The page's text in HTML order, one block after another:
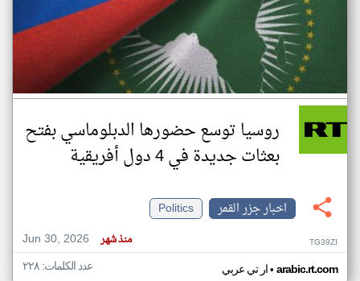
روسيا توسع حضورها الدبلوماسي بفتح
بعثات جديدة في 4 دول أفريقية
اخبار جزر القمر
Politics
Jun 30, 2026
منذ شهر TG39ZI
ار تي عربي• arabic.rt.com عدد الكلمات: ٢٢٨